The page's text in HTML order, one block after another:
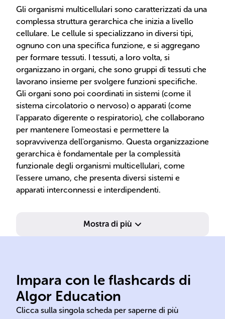
Gli organismi multicellulari sono caratterizzati da una
complessa struttura gerarchica che inizia a livello
cellulare. Le cellule si specializzano in diversi tipi,
ognuno con una specifica funzione, e si aggregano
per formare tessuti. I tessuti, a loro volta, si
organizzano in organi, che sono gruppi di tessuti che
lavorano insieme per svolgere funzioni specifiche.
Gli organi sono poi coordinati in sistemi (come il
sistema circolatorio o nervoso) o apparati (come
l'apparato digerente o respiratorio), che collaborano
per mantenere l'omeostasi e permettere la
sopravvivenza dell'organismo. Questa organizzazione
gerarchica è fondamentale per la complessità
funzionale degli organismi multicellulari, come
l'essere umano, che presenta diversi sistemi e
apparati interconnessi e interdipendenti.
Mostra di più
Impara con le flashcards di
Algor Education
Clicca sulla singola scheda per saperne di più
Studio della forma
ottimizzata degli organismi
per specifiche funzioni.